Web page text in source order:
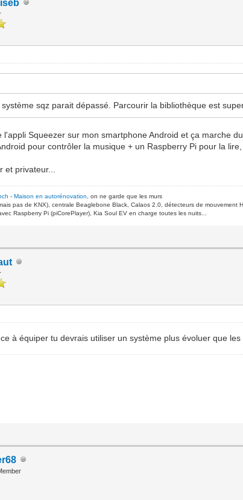
sqz parait dépassé. Parcourir la bibliothèque est
l'appli Squeezer sur mon smartphone Android et ça marche
pour contrôler la musique + un Raspberry Pi pour la lire,
et privateur...
-Maison en autorénovation
, on ne garde que les murs
pas de KNX), centrale Beaglebone Black, Calaos 2.0, détecteurs de mouvement
Raspberry Pi (piCorePlayer), Kia Soul EV en charge toutes les nuits...
à équiper tu devrais utiliser un système plus évoluer que